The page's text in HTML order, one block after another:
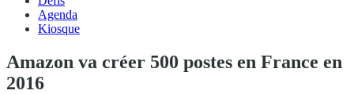
Agenda
Kiosque
Amazon va créer 500 postes en France en
2016